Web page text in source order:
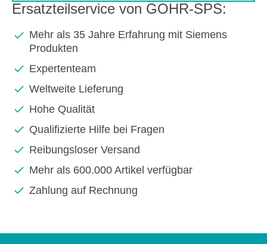
Ersatzteilservice von GOHR-SPS:
Mehr als 35 Jahre Erfahrung mit Siemens
Produkten
Expertenteam
Weltweite Lieferung
Hohe Qualität
Qualifizierte Hilfe bei Fragen
Reibungsloser Versand
Mehr als 600.000 Artikel verfügbar
Zahlung auf Rechnung